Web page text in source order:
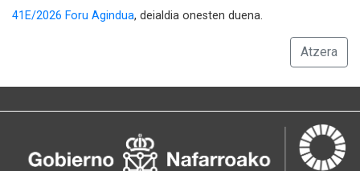
41E/2026 Foru Agindua, deialdia onesten duena.
Atzera